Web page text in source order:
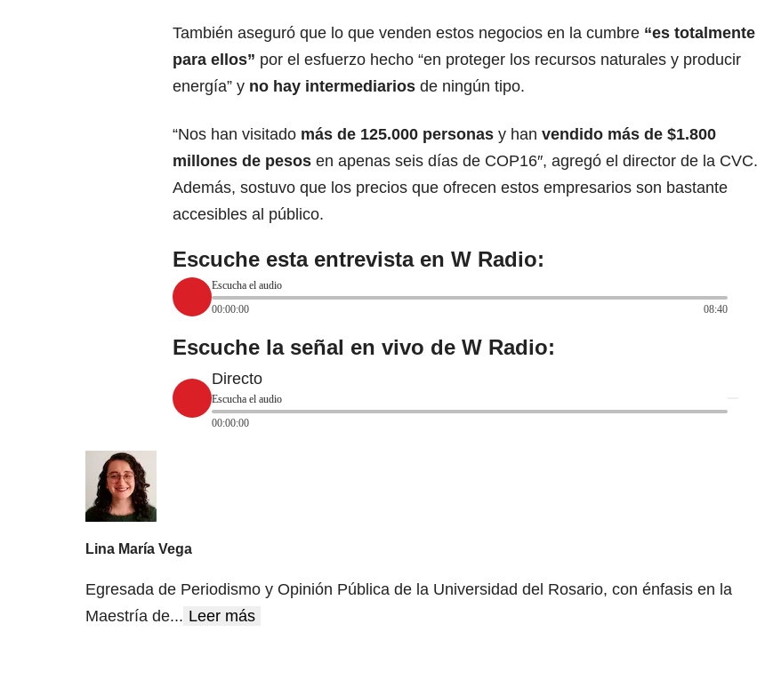
También aseguró que lo que venden estos negocios en la cumbre “es totalmente
para ellos” por el esfuerzo hecho “en proteger los recursos naturales y producir
energía” y no hay intermediarios de ningún tipo.
“Nos han visitado más de 125.000 personas y han vendido más de $1.800
millones de pesos en apenas seis días de COP16″, agregó el director de la CVC.
Además, sostuvo que los precios que ofrecen estos empresarios son bastante
accesibles al público.
Escuche esta entrevista en W Radio:
Escucha el audio
00:00:00
08:40
Escuche la señal en vivo de W Radio:
Directo
Escucha el audio
00:00:00
Lina María Vega
Egresada de Periodismo y Opinión Pública de la Universidad del Rosario, con énfasis en la
Maestría de... Leer más